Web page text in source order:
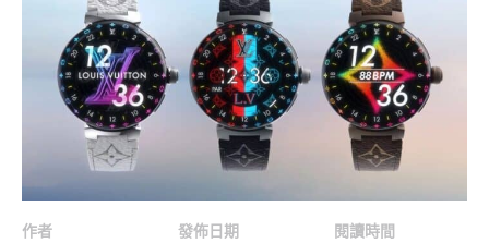
作者
發佈日期
閱讀時間